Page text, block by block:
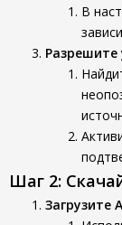
В
Разрешите
Шаг 2:
Загрузите